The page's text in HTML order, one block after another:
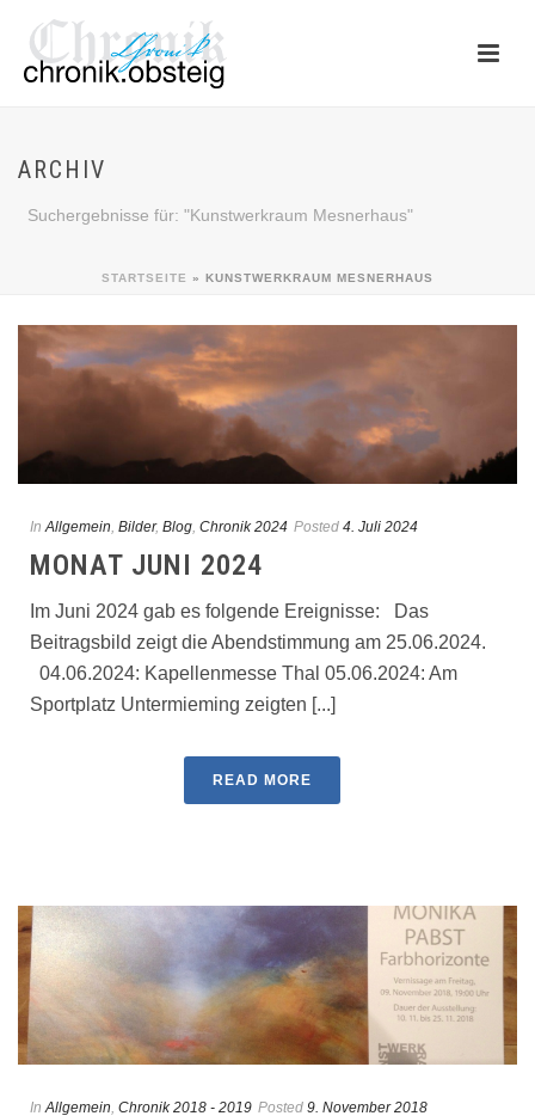
ARCHIV
Suchergebnisse für: "Kunstwerkraum Mesnerhaus"
STARTSEITE » KUNSTWERKRAUM MESNERHAUS
In Allgemein, Bilder, Blog, Chronik 2024 Posted 4. Juli 2024
MONAT JUNI 2024
Im Juni 2024 gab es folgende Ereignisse: Das
Beitragsbild zeigt die Abendstimmung am 25.06.2024.
04.06.2024: Kapellenmesse Thal 05.06.2024: Am
Sportplatz Untermieming zeigten [...]
READ MORE
In Allgemein Chronik 2018 - 2019 Posted 9. November 2018